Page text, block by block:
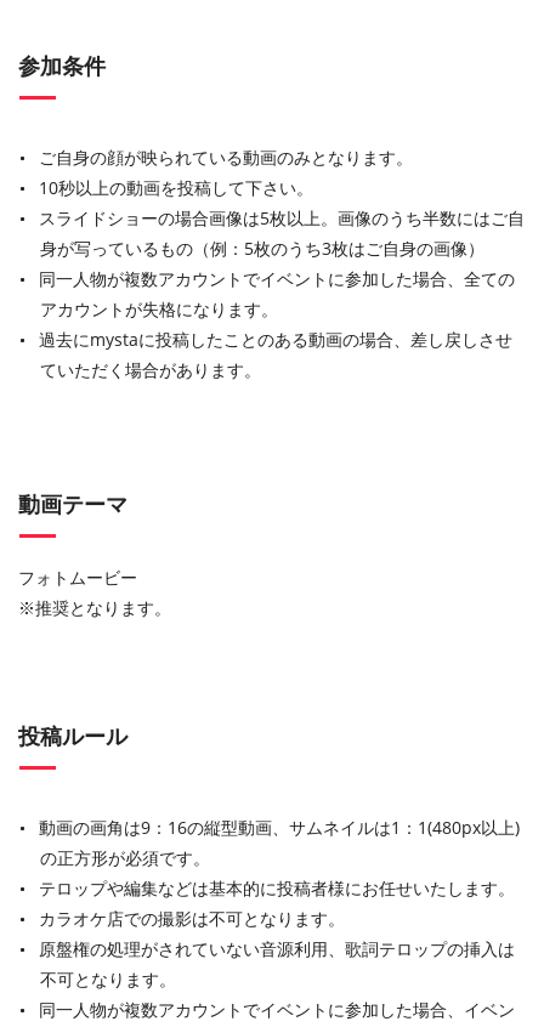
参加条件
ご自身の顔が映られている動画のみとなります。
10秒以上の動画を投稿して下さい。
スライドショーの場合画像は5枚以上。画像のうち半数にはご自
身が写っているもの（例：5枚のうち3枚はご自身の画像）
同一人物が複数アカウントでイベントに参加した場合、全ての
アカウントが失格になります。
過去にmystaに投稿したことのある動画の場合、差し戻しさせ
ていただく場合があります。
動画テーマ
フォトムービー
※推奨となります。
投稿ルール
動画の画角は9：16の縦型動画、サムネイルは1：1(480px以上)
の正方形が必須です。
テロップや編集などは基本的に投稿者様にお任せいたします。
カラオケ店での撮影は不可となります。
原盤権の処理がされていない音源利用、歌詞テロップの挿入は
不可となります。
同一人物が複数アカウントでイベントに参加した場合、イベン